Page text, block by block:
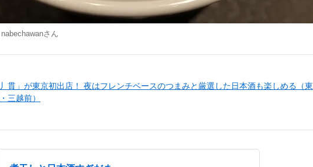
nabechawanさん
丿貫」が東京初出店！ 夜はフレンチベースのつまみと厳選した日本酒も楽しめる（東
三越前）